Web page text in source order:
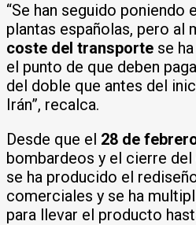
“Se han seguido poniendo
plantas españolas, pero al
coste del transporte se
el punto de que deben
del doble que antes del
Irán”, recalca.
Desde que el 28 de
bombardeos y el cierre
se ha producido el
comerciales y se ha
para llevar el producto